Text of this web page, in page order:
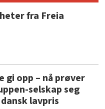
fra Freia
gi opp – nå prøver
selskap seg
lavpris